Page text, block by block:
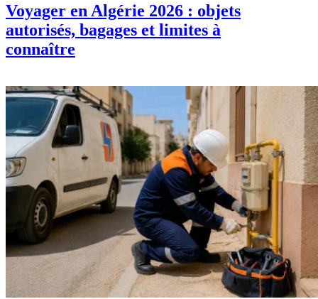
Voyager en Algérie 2026 : objets
autorisés, bagages et limites à
connaître